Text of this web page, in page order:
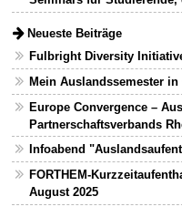
Neueste Beiträge
Fulbright Diversity
Mein Auslandssemester in
Europe Convergence –
Partnerschaftsverbands
Infoabend
FORTHEM-
August 2025